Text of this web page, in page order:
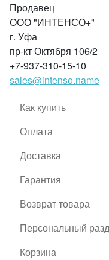
Продавец
ООО "ИНТЕНСО+"
г. Уфа
пр-кт Октября 106/2
+7-937-310-15-10
sales@intenso.name
Как купить
Оплата
Доставка
Гарантия
Возврат товара
Персональный
Корзина